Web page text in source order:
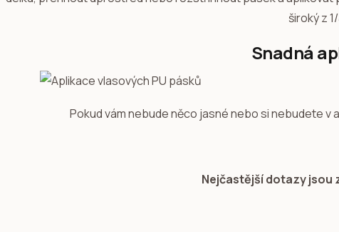
široký z
Snadná
Pokud vám nebude něco jasné nebo si nebudete v
Nejčastější dotazy jsou